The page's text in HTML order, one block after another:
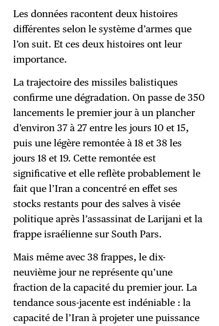
Les données racontent deux histoires
différentes selon le système d’armes que
l’on suit. Et ces deux histoires ont leur
importance.
La trajectoire des missiles balistiques
confirme une dégradation. On passe de 350
lancements le premier jour à un plancher
d’environ 37 à 27 entre les jours 10 et 15,
puis une légère remontée à 18 et 38 les
jours 18 et 19. Cette remontée est
significative et elle reflète probablement le
fait que l’Iran a concentré en effet ses
stocks restants pour des salves à visée
politique après l’assassinat de Larijani et la
frappe israélienne sur South Pars.
Mais même avec 38 frappes, le dix-
neuvième jour ne représente qu’une
fraction de la capacité du premier jour. La
tendance sous-jacente est indéniable : la
capacité de l’Iran à projeter une puissance